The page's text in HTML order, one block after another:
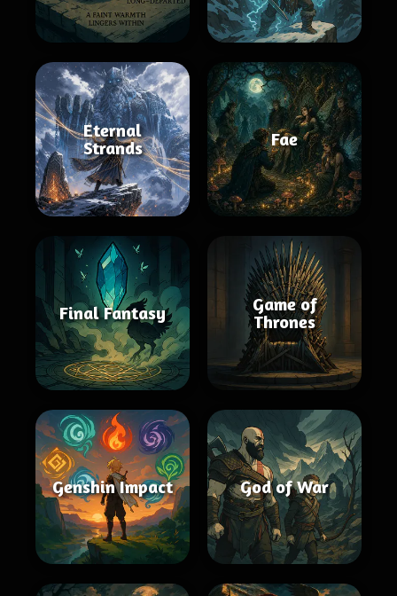
Eternal
Strands
Fae
Final Fantasy
Game of
Thrones
Genshin Impact God of War